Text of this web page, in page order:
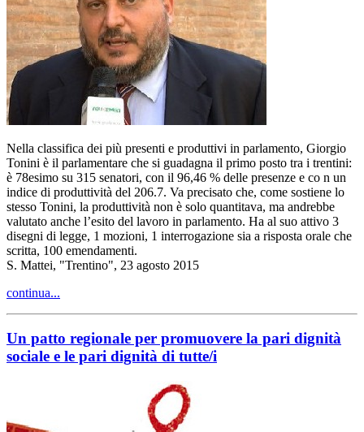
Nella classifica dei più presenti e produttivi in parlamento, Giorgio
Tonini è il parlamentare che si guadagna il primo posto tra i trentini:
è 78esimo su 315 senatori, con il 96,46 % delle presenze e co n un
indice di produttività del 206.7. Va precisato che, come sostiene lo
stesso Tonini, la produttività non è solo quantitava, ma andrebbe
valutato anche l’esito del lavoro in parlamento. Ha al suo attivo 3
disegni di legge, 1 mozioni, 1 interrogazione sia a risposta orale che
scritta, 100 emendamenti.
S. Mattei, "Trentino", 23 agosto 2015
continua...
Un patto regionale per promuovere la pari dignità
sociale e le pari dignità di tutte/i